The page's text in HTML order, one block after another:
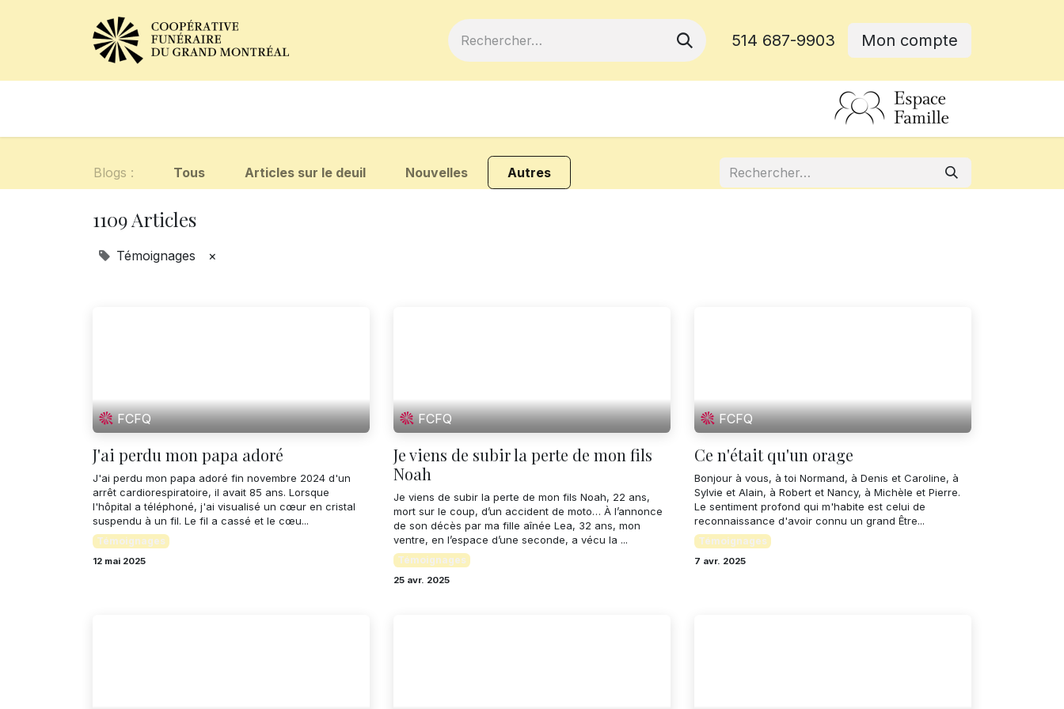
514 687-9903 Mon compte
Blogs : Tous Articles sur le deuil Nouvelles Autres
1109 Articles
Témoignages ×
FCFQ
J'ai perdu mon papa adoré
J'ai perdu mon papa adoré fin novembre 2024 d'un
arrêt cardiorespiratoire, il avait 85 ans. Lorsque
l'hôpital a téléphoné, j'ai visualisé un cœur en cristal
suspendu à un fil. Le fil a cassé et le cœu...
Témoignages
12 mai 2025
FCFQ
Je viens de subir la perte de mon fils
Noah
Je viens de subir la perte de mon fils Noah, 22 ans,
mort sur le coup, d’un accident de moto… À l’annonce
de son décès par ma fille aînée Lea, 32 ans, mon
ventre, en l’espace d’une seconde, a vécu la ...
Témoignages
25 avr. 2025
FCFQ
Ce n'était qu'un orage
Bonjour à vous, à toi Normand, à Denis et Caroline, à
Sylvie et Alain, à Robert et Nancy, à Michèle et Pierre.
Le sentiment profond qui m'habite est celui de
reconnaissance d'avoir connu un grand Être...
Témoignages
7 avr. 2025